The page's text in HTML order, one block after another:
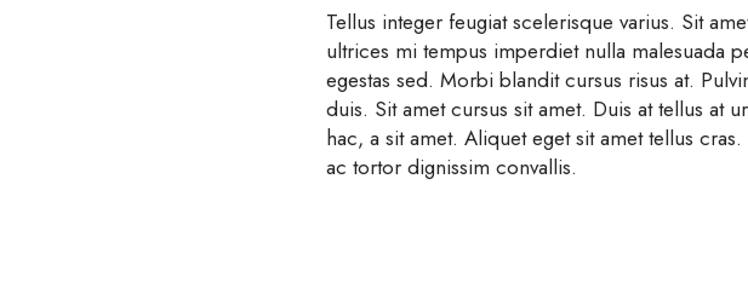
Tellus integer feugiat scelerisque varius. Sit
ultrices mi tempus imperdiet nulla malesuada
egestas sed. Morbi blandit cursus risus at.
duis. Sit amet cursus sit amet. Duis at tellus at
hac, a sit amet. Aliquet eget sit amet tellus
ac tortor dignissim convallis.